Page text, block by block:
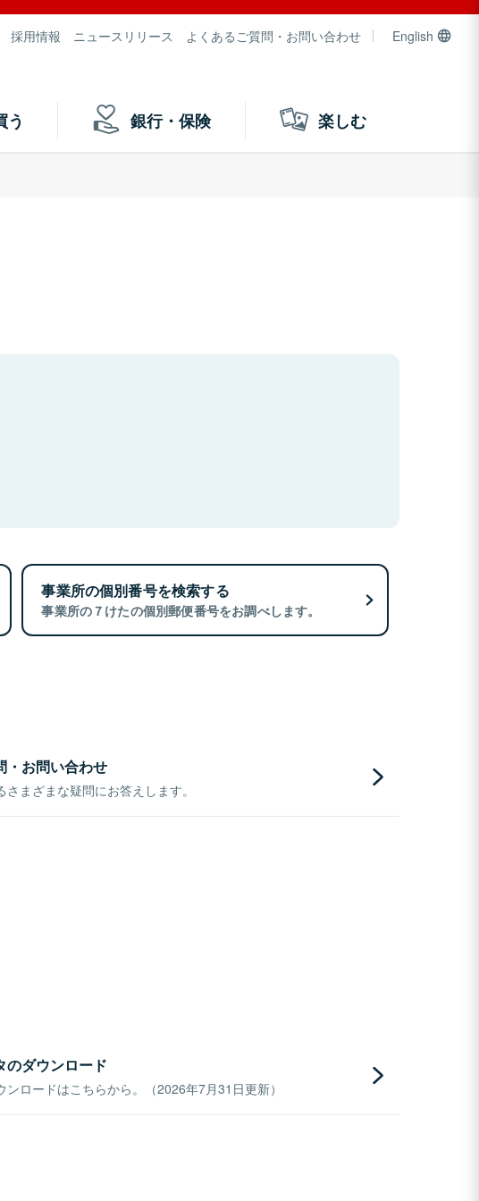
採用情報 ニュースリリース よくあるご質問・お問い合わせ English
う 銀行・保険 楽しむ
事業所の個別番号を検索する
事業所の７けたの個別郵便番号をお調べします。
・お問い合わせ
まざまな疑問にお答えします。
のダウンロード
ンロードはこちらから。（2026年7月31日更新）